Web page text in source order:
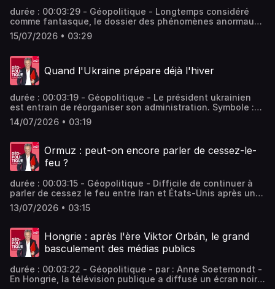
durée : 00:03:29 - Géopolitique - Longtemps considéré
comme fantasque, le dossier des phénomènes anormaux
non identifiés (PAN) est désormais ouvert aux Etats-Unis.
Non sans conséquence politiques. - invités : Anne
écouter tous les épisodes sans limite, rendez-vous sur
Radio France
15/07/2026 • 03:29
Quand l'Ukraine prépare déjà l'hiver
durée : 00:03:19 - Géopolitique - Le président ukrainien
est entrain de réorganiser son administration. Symbole :
un grand remaniement gouvernemental annoncé ce week-
end. Exit la Première ministre. Elle a remis sa démission au
aimez ce podcast ? Pour écouter tous les épisodes sans
limite, rendez-vous sur Radio France
14/07/2026 • 03:19
Ormuz : peut-on encore parler de cessez-le-
feu ?
durée : 00:03:15 - Géopolitique - Difficile de continuer à
parler de cessez le feu entre Iran et États-Unis après un
week-end marqué par le ciblage par Téhéran d'un navire
marchant, des frappes américaines en riposte et des
Anne Soetemondt Journaliste Vous aimez ce podcast ?
Pour écouter tous les épisodes sans limite, rendez-vous
sur Radio France
13/07/2026 • 03:15
Hongrie : après l'ère Viktor Orbán, le grand
basculement des médias publics
durée : 00:03:22 - Géopolitique - par : Anne Soetemondt -
En Hongrie, la télévision publique a diffusé un écran noir